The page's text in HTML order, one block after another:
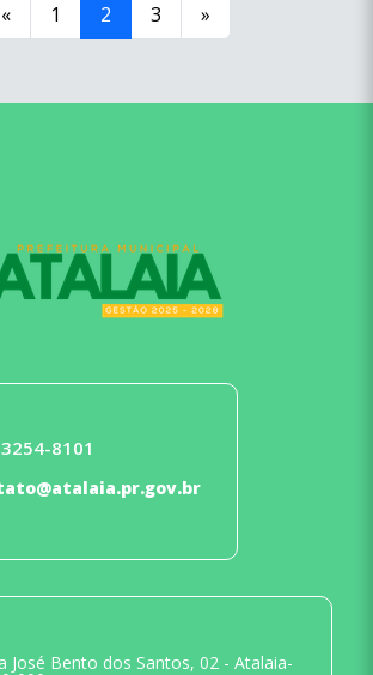
« 1 2 3 »
8101
José Bento dos Santos, 02 - Atalaia-